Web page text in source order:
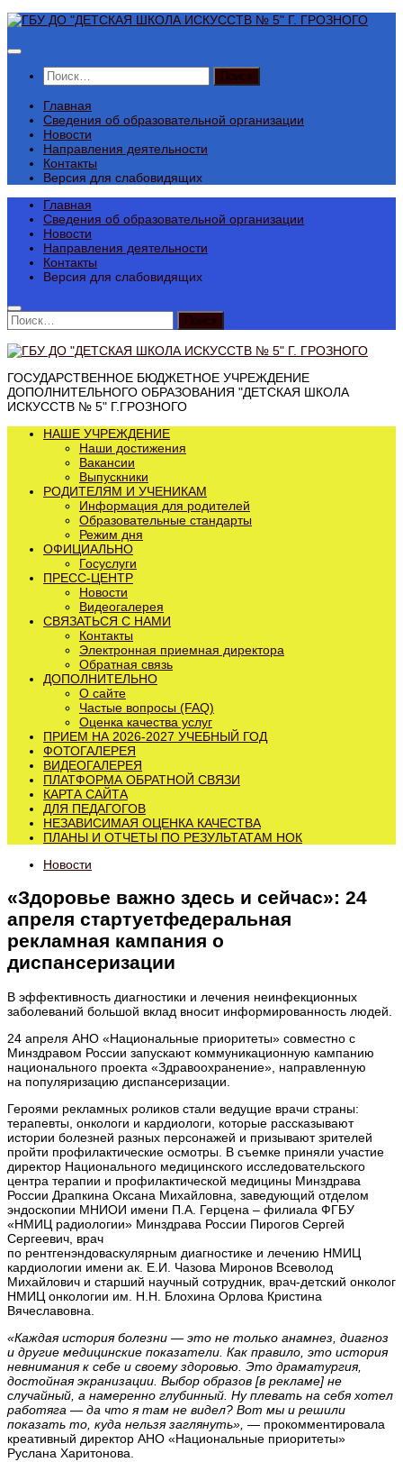
Перейти
содержимому
Найти:
Главная
Сведения об образовательной организации
Новости
Направления деятельности
Контакты
Версия для слабовидящих
Главная
Сведения об образовательной организации
Новости
Направления деятельности
Контакты
Версия для слабовидящих
Найти:
ГОСУДАРСТВЕННОЕ БЮДЖЕТНОЕ УЧРЕЖДЕНИЕ
ДОПОЛНИТЕЛЬНОГО ОБРАЗОВАНИЯ "ДЕТСКАЯ ШКОЛА
ИСКУССТВ № 5" Г.ГРОЗНОГО
НАШЕ УЧРЕЖДЕНИЕ
Наши достижения
Вакансии
Выпускники
РОДИТЕЛЯМ И УЧЕНИКАМ
Информация для родителей
Образовательные стандарты
Режим дня
ОФИЦИАЛЬНО
Госуслуги
ПРЕСС-ЦЕНТР
Новости
Видеогалерея
СВЯЗАТЬСЯ С НАМИ
Контакты
Электронная приемная директора
Обратная связь
ДОПОЛНИТЕЛЬНО
О сайте
Частые вопросы (FAQ)
Оценка качества услуг
ПРИЕМ НА 2026-2027 УЧЕБНЫЙ ГОД
ФОТОГАЛЕРЕЯ
ВИДЕОГАЛЕРЕЯ
ПЛАТФОРМА ОБРАТНОЙ СВЯЗИ
КАРТА САЙТА
ДЛЯ ПЕДАГОГОВ
НЕЗАВИСИМАЯ ОЦЕНКА КАЧЕСТВА
ПЛАНЫ И ОТЧЕТЫ ПО РЕЗУЛЬТАТАМ НОК
Новости
«Здоровье важно здесь и сейчас»: 24
апреля стартуетфедеральная
рекламная кампания о
диспансеризации
В эффективность диагностики и лечения неинфекционных
заболеваний большой вклад вносит информированность людей.
24 апреля АНО «Национальные приоритеты» совместно с
Минздравом России запускают коммуникационную кампанию
национального проекта «Здравоохранение», направленную
на популяризацию диспансеризации.
Героями рекламных роликов стали ведущие врачи страны:
терапевты, онкологи и кардиологи, которые рассказывают
истории болезней разных персонажей и призывают зрителей
пройти профилактические осмотры. В съемке приняли участие
директор Национального медицинского исследовательского
центра терапии и профилактической медицины Минздрава
России Драпкина Оксана Михайловна, заведующий отделом
эндоскопии МНИОИ имени П.А. Герцена – филиала ФГБУ
«НМИЦ радиологии» Минздрава России Пирогов Сергей
Сергеевич, врач
по рентгенэндоваскулярным диагностике и лечению НМИЦ
кардиологии имени ак. Е.И. Чазова Миронов Всеволод
Михайлович и старший научный сотрудник, врач-детский онколог
НМИЦ онкологии им. Н.Н. Блохина Орлова Кристина
Вячеславовна.
«Каждая история болезни — это не только анамнез, диагноз
и другие медицинские показатели. Как правило, это история
невнимания к себе и своему здоровью. Это драматургия,
достойная экранизации. Выбор образов [в рекламе] не
случайный, а намеренно глубинный. Ну плевать на себя хотел
работяга — да что я там не видел? Вот мы и решили
показать то, куда нельзя заглянуть», — прокомментировала
креативный директор АНО «Национальные приоритеты»
Руслана Харитонова.